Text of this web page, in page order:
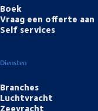
Boek
Vraag een offerte aan
Self services
Diensten
Branches
Luchtvracht
Zeevracht